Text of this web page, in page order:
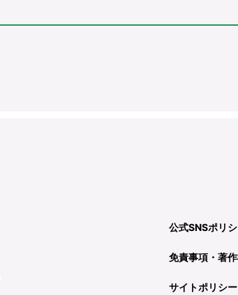
公式SNSポリ
免責事項・著
サイトポリシー